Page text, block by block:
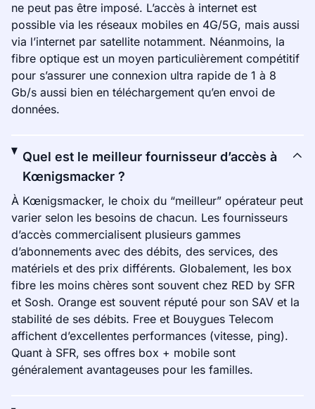
ne peut pas être imposé. L’accès à internet est
possible via les réseaux mobiles en 4G/5G, mais aussi
via l’internet par satellite notamment. Néanmoins, la
fibre optique est un moyen particulièrement compétitif
pour s’assurer une connexion ultra rapide de 1 à 8
Gb/s aussi bien en téléchargement qu’en envoi de
données.
Quel est le meilleur fournisseur d’accès à
Kœnigsmacker ?
À Kœnigsmacker, le choix du “meilleur” opérateur peut
varier selon les besoins de chacun. Les fournisseurs
d’accès commercialisent plusieurs gammes
d’abonnements avec des débits, des services, des
matériels et des prix différents. Globalement, les box
fibre les moins chères sont souvent chez RED by SFR
et Sosh. Orange est souvent réputé pour son SAV et la
stabilité de ses débits. Free et Bouygues Telecom
affichent d’excellentes performances (vitesse, ping).
Quant à SFR, ses offres box + mobile sont
généralement avantageuses pour les familles.